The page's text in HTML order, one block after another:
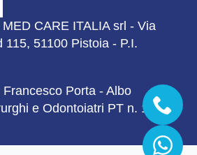
CARE ITALIA srl - Via
115, 51100 Pistoia - P.I.
Porta - Albo
e Odontoiatri PT n. 1919